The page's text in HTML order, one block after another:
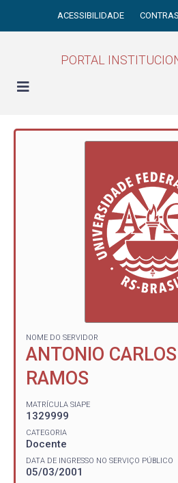
ACESSIBILIDADE
PORTAL
NOME DO SERVIDOR
ANTONIO
RAMOS
MATRÍCULA SIAPE
1329999
CATEGORIA
Docente
DATA DE INGRESSO NO SERVIÇO PÚBLICO
05/03/2001